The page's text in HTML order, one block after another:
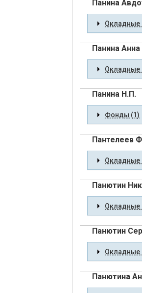
Панина
Окладные
Панина
Окладные
Панина Н.П.
Фонды (1)
Пантелеев
Окладные
Панютин
Окладные
Панютин
Окладные
Панютина